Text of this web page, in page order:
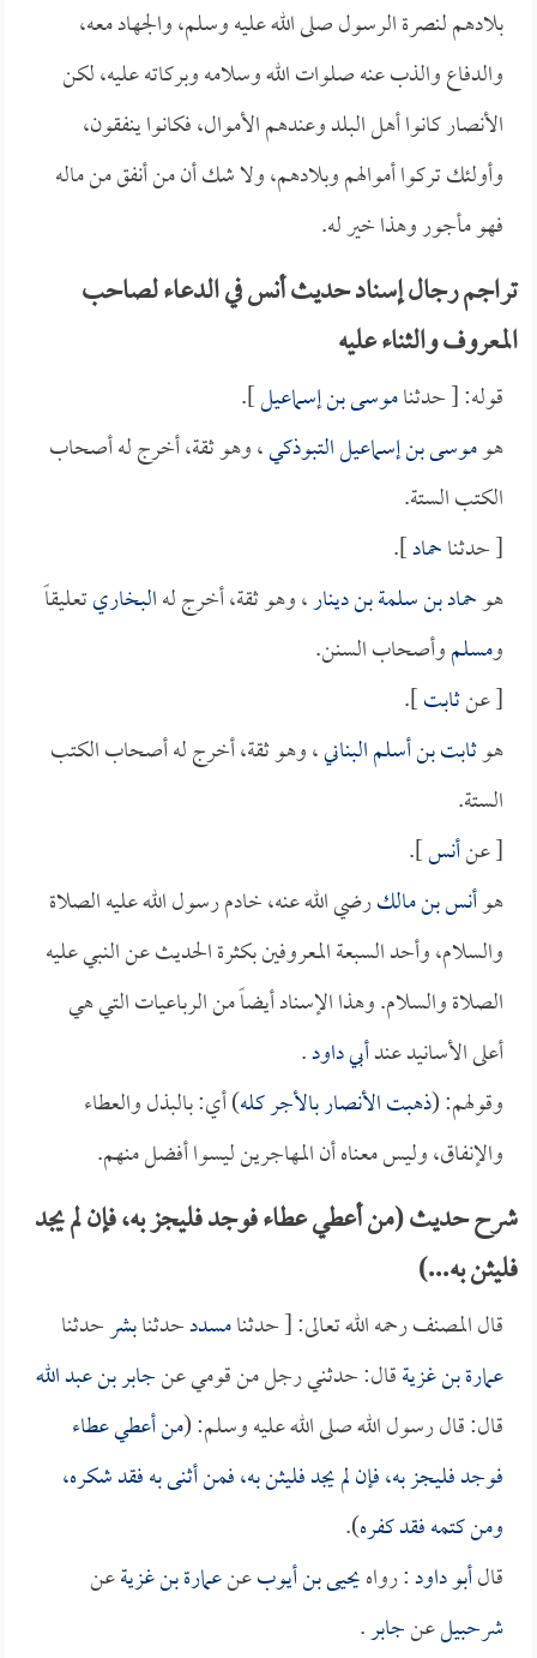
بلادهم لنصرة الرسول صلى الله عليه وسلم، والجهاد معه،
والدفاع والذب عنه صلوات الله وسلامه وبركاته عليه، لكن
الأنصار كانوا أهل البلد وعندهم الأموال، فكانوا ينفقون،
وأولئك تركوا أموالهم وبلادهم، ولا شك أن من أنفق من ماله
فهو مأجور وهذا خير له.
تراجم رجال إسناد حديث أنس في الدعاء لصاحب
المعروف والثناء عليه
قوله: [ حدثناموسى بن إسماعيل].
هوموسى بن إسماعيل التبوذكي، وهو ثقة، أخرج له أصحاب
الكتب الستة.
[ حدثناحماد].
هوحماد بن سلمة بن دينار، وهو ثقة، أخرج لهالبخاريتعليقاً
ومسلموأصحاب السنن.
[ عنثابت].
هوثابت بن أسلم البناني، وهو ثقة، أخرج له أصحاب الكتب
الستة.
[ عنأنس].
هوأنس بن مالكرضي الله عنه، خادم رسول الله عليه الصلاة
والسلام، وأحد السبعة المعروفين بكثرة الحديث عن النبي عليه
الصلاة والسلام. وهذا الإسناد أيضاً من الرباعيات التي هي
أعلى الأسانيد عندأبي داود.
وقولهم: (ذهبت الأنصار بالأجر كله) أي: بالبذل والعطاء
والإنفاق، وليس معناه أن المهاجرين ليسوا أفضل منهم.
شرح حديث (من أعطي عطاء فوجد فليجز به، فإن لم يجد
فليثن به...)
قال المصنف رحمه الله تعالى: [ حدثنامسددحدثنابشرحدثنا
عمارة بن غزيةقال: حدثني رجل من قومي عنجابر بن عبد الله
قال: قال رسول الله صلى الله عليه وسلم: (من أعطي عطاء
فوجد فليجز به، فإن لم يجد فليثن به، فمن أثنى به فقد شكره،
ومن كتمه فقد كفره).
قالأبو داود: رواهيحيى بن أيوبعنعمارة بن غزيةعن
شرحبيلعنجابر.